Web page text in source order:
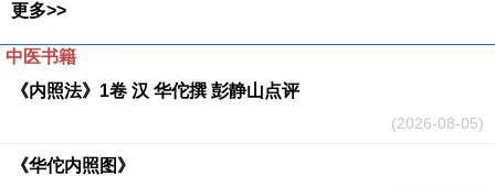
更多>>
中医书籍
《内照法》1卷 汉 华佗撰 彭静山点评
(2026-08-05)
《华佗内照图》